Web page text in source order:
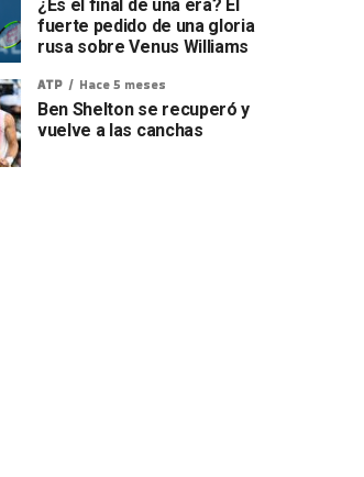
¿Es el final de una era? El
fuerte pedido de una gloria
rusa sobre Venus Williams
ATP Hace 5 meses
Ben Shelton se recuperó y
vuelve a las canchas